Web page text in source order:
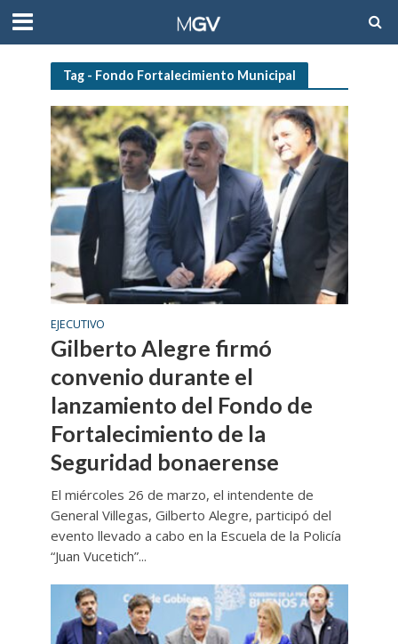
Tag - Fondo Fortalecimiento Municipal
EJECUTIVO
Gilberto Alegre firmó
convenio durante el
lanzamiento del Fondo de
Fortalecimiento de la
Seguridad bonaerense
El miércoles 26 de marzo, el intendente de
General Villegas, Gilberto Alegre, participó del
evento llevado a cabo en la Escuela de la Policía
“Juan Vucetich”...